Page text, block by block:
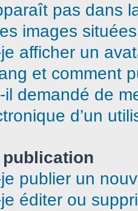
pas dans
images
afficher un
et comment
il demandé de
d’un
publier un
éditer ou